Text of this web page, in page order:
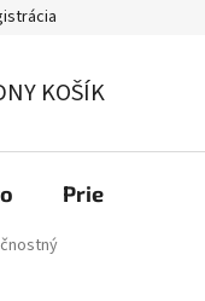
KOŠÍK
Priemyselné